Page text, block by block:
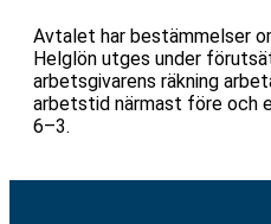
Avtalet har bestämmelser
Helglön utges under
arbetsgivarens räkning
arbetstid närmast före och
6–3.